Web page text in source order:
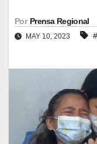
Por Prensa Regional
MAY 10, 2023